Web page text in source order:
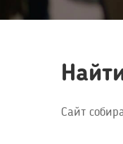
Сайт